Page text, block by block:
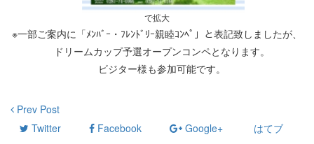
で拡大
※一部ご案内に「ﾒﾝﾊﾞｰ・ﾌﾚﾝﾄﾞﾘｰ親睦ｺﾝﾍﾟ」と表記致しましたが、
ドリームカップ予選オープンコンペとなります。
ビジター様も参加可能です。
Prev Post
Twitter
Facebook Google+
はてブ